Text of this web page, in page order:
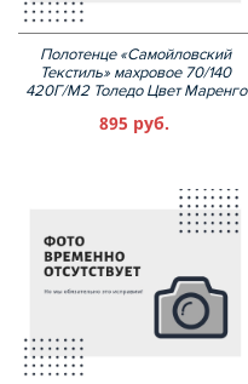
Полотенце «Самойловский
Текстиль» махровое 70/140
420Г/М2 Толедо Цвет Маренго
895 руб.